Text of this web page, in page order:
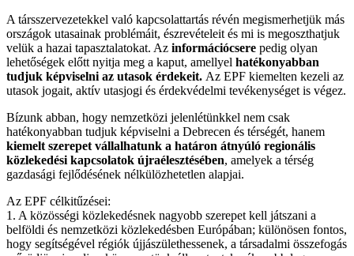
A társszervezetekkel való kapcsolattartás révén megismerhetjük más
országok utasainak problémáit, észrevételeit és mi is megoszthatjuk
velük a hazai tapasztalatokat. Az információcsere pedig olyan
lehetőségek előtt nyitja meg a kaput, amellyel hatékonyabban
tudjuk képviselni az utasok érdekeit. Az EPF kiemelten kezeli az
utasok jogait, aktív utasjogi és érdekvédelmi tevékenységet is végez.
Bízunk abban, hogy nemzetközi jelenlétünkkel nem csak
hatékonyabban tudjuk képviselni a Debrecen és térségét, hanem
kiemelt szerepet vállalhatunk a határon átnyúló regionális
közlekedési kapcsolatok újraélesztésében, amelyek a térség
gazdasági fejlődésének nélkülözhetetlen alapjai.
Az EPF célkitűzései:
1. A közösségi közlekedésnek nagyobb szerepet kell játszani a
belföldi és nemzetközi közlekedésben Európában; különösen fontos,
hogy segítségével régiók újjászülethessenek, a társadalmi összefogás